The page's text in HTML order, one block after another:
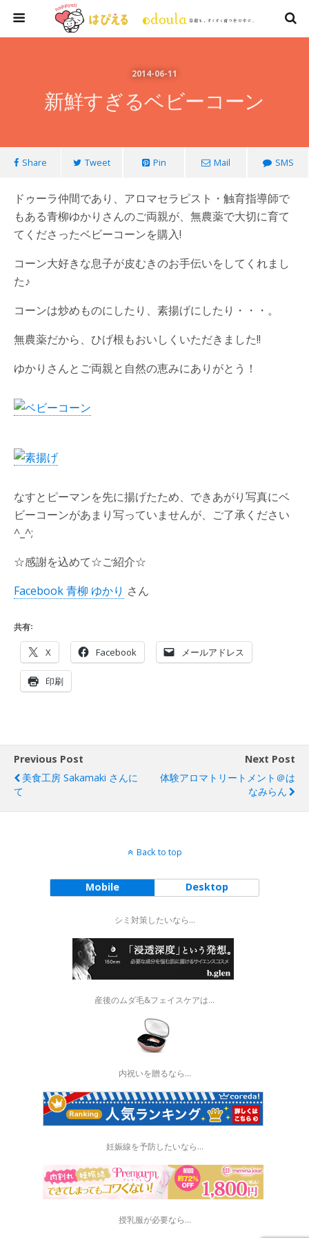
2014-06-11
新鮮すぎるベビーコーン
Share Tweet Pin Mail SMS
ドゥーラ仲間であり、アロマセラピスト・触育指導師で
もある青柳ゆかりさんのご両親が、無農薬で大切に育て
てくださったベビーコーンを購入!
コーン大好きな息子が皮むきのお手伝いをしてくれまし
た♪
コーンは炒めものにしたり、素揚げにしたり・・・。
無農薬だから、ひげ根もおいしくいただきました!!
ゆかりさんとご両親と自然の恵みにありがとう！
なすとピーマンを先に揚げたため、できあがり写真にベ
ビーコーンがあまり写っていませんが、ご了承ください
^_^;
☆感謝を込めて☆ご紹介☆
Facebook 青柳 ゆかり さん
共有:
X Facebook メールアドレス
印刷
Previous Post
美食工房 Sakamaki さんに
て
Next Post
体験アロマトリートメント＠は
なみらん
Back to top
Mobile Desktop
シミ対策したいなら...
産後のムダ毛&フェイスケアは...
内祝いを贈るなら…
妊娠線を予防したいなら...
授乳服が必要なら…